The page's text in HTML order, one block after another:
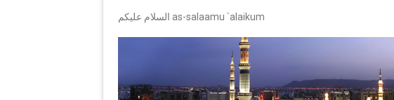
السلام عليكم as-salaamu `alaikum